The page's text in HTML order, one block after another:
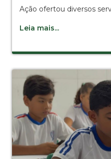
Ação ofertou diversos
Leia mais...